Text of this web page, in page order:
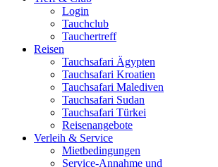
Login
Tauchclub
Tauchertreff
Reisen
Tauchsafari Ägypten
Tauchsafari Kroatien
Tauchsafari Malediven
Tauchsafari Sudan
Tauchsafari Türkei
Reisenangebote
Verleih & Service
Mietbedingungen
Service-Annahme und